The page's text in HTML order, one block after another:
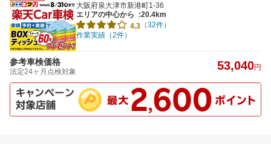
大阪府泉大津市新港町1-36
エリアの中心から
:20.4km
4.3 （32件）
作業実績（2件）
参考車検価格
法定24ヶ月点検対象 53,040円